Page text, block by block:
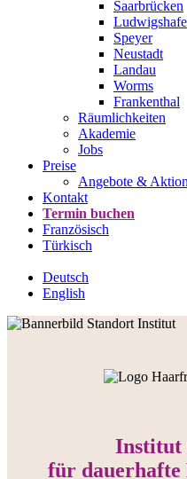
Saarbrücken
Speyer
Neustadt
Landau
Worms
Frankenthal
Räumlichkeiten
Akademie
Jobs
Preise
Angebote &
Kontakt
Termin buchen
Französisch
Türkisch
Deutsch
English
Institut
für